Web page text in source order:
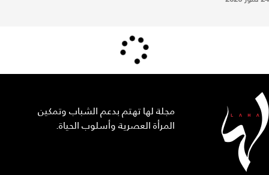
مجلة لها تهتم بدعم الشباب وتمكين
المرأة العصرية وأسلوب الحياة.